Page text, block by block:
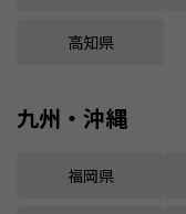
高知県
九州・沖縄
福岡県